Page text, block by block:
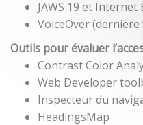
JAWS 19 et Internet
VoiceOver
Outils pour évaluer
Contrast Color
Web Developer
Inspecteur du
HeadingsMap